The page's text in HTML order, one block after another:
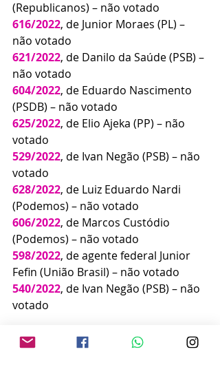
(Republicanos) – não votado
616/2022, de Junior Moraes (PL) –
não votado
621/2022, de Danilo da Saúde (PSB) –
não votado
604/2022, de Eduardo Nascimento
(PSDB) – não votado
625/2022, de Elio Ajeka (PP) – não
votado
529/2022, de Ivan Negão (PSB) – não
votado
628/2022, de Luiz Eduardo Nardi
(Podemos) – não votado
606/2022, de Marcos Custódio
(Podemos) – não votado
598/2022, de agente federal Junior
Fefin (União Brasil) – não votado
540/2022, de Ivan Negão (PSB) – não
votado
A ORDEM DO DIA DA